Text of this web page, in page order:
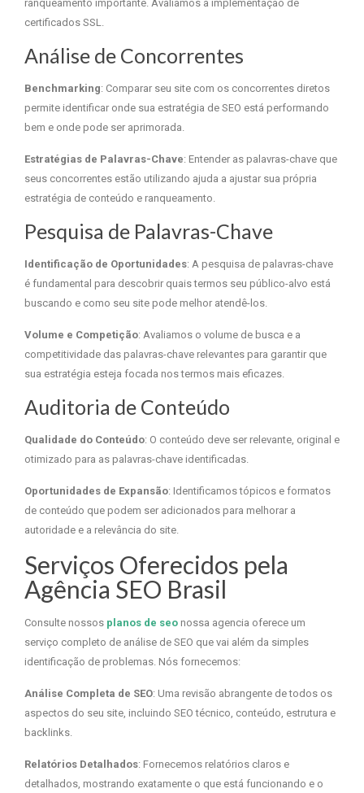
ranqueamento importante. Avaliamos a implementação de
certificados SSL.
Análise de Concorrentes
Benchmarking: Comparar seu site com os concorrentes diretos
permite identificar onde sua estratégia de SEO está performando
bem e onde pode ser aprimorada.
Estratégias de Palavras-Chave: Entender as palavras-chave que
seus concorrentes estão utilizando ajuda a ajustar sua própria
estratégia de conteúdo e ranqueamento.
Pesquisa de Palavras-Chave
Identificação de Oportunidades: A pesquisa de palavras-chave
é fundamental para descobrir quais termos seu público-alvo está
buscando e como seu site pode melhor atendê-los.
Volume e Competição: Avaliamos o volume de busca e a
competitividade das palavras-chave relevantes para garantir que
sua estratégia esteja focada nos termos mais eficazes.
Auditoria de Conteúdo
Qualidade do Conteúdo: O conteúdo deve ser relevante, original e
otimizado para as palavras-chave identificadas.
Oportunidades de Expansão: Identificamos tópicos e formatos
de conteúdo que podem ser adicionados para melhorar a
autoridade e a relevância do site.
Serviços Oferecidos pela
Agência SEO Brasil
Consulte nossos planos de seo nossa agencia oferece um
serviço completo de análise de SEO que vai além da simples
identificação de problemas. Nós fornecemos:
Análise Completa de SEO: Uma revisão abrangente de todos os
aspectos do seu site, incluindo SEO técnico, conteúdo, estrutura e
backlinks.
Relatórios Detalhados: Fornecemos relatórios claros e
detalhados, mostrando exatamente o que está funcionando e o